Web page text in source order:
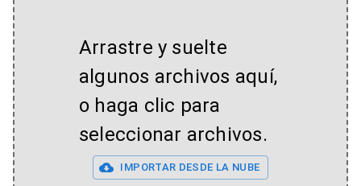
Arrastre y suelte
algunos archivos aquí,
o haga clic para
seleccionar archivos.
IMPORTAR DESDE LA NUBE